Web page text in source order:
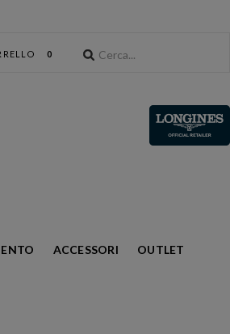
0
ACCESSORI
OUTLET